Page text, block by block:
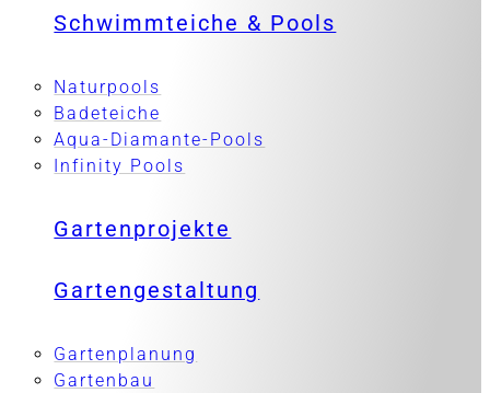
Schwimmteiche & Pools
Naturpools
Badeteiche
Aqua-Diamante-Pools
Infinity Pools
Gartenprojekte
Gartengestaltung
Gartenplanung
Gartenbau